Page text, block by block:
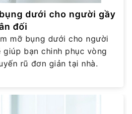
dưới cho người gầy
đối
mỡ bụng dưới cho người
bạn chinh phục vòng
rũ đơn giản tại nhà.